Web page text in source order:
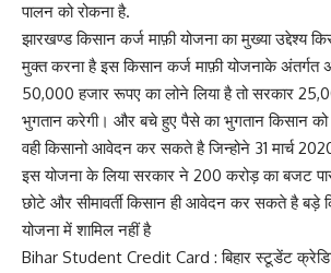
पालन को रोकना है.
झारखण्ड किसान कर्ज माफ़ी योजना का मुख्या
मुक्त करना है इस किसान कर्ज माफ़ी योजनाके अंतर्गत
50,000 हजार रूपए का लोने लिया है तो सरकार
भुगतान करेगी। और बचे हुए पैसे का भुगतान किसान
वही किसानो आवेदन कर सकते है जिन्होने 31 मार्च
इस योजना के लिया सरकार ने 200 करोड़ का बजट
छोटे और सीमावर्ती किसान ही आवेदन कर सकते है बड़े
योजना में शामिल नहीं है
Bihar Student Credit Card : बिहार स्टूडेंट